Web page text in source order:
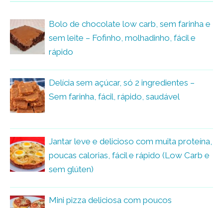
Bolo de chocolate low carb, sem farinha e
sem leite – Fofinho, molhadinho, fácil e
rápido
Delícia sem açúcar, só 2 ingredientes –
Sem farinha, fácil, rápido, saudável
Jantar leve e delicioso com muita proteína,
poucas calorias, fácil e rápido (Low Carb e
sem glúten)
Mini pizza deliciosa com poucos